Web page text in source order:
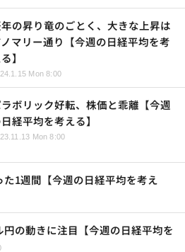
の昇り竜のごとく、大きな上昇は
マリー通り【今週の日経平均を考
】
Mon 8:00
ボリック好転、株価と乖離【今週
経平均を考える】
Mon 8:00
1週間【今週の日経平均を考え
の動きに注目【今週の日経平均を